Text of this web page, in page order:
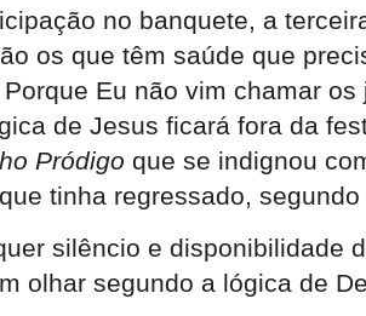
no banquete, a
os que têm saúde que
Porque Eu não vim chamar
de Jesus ficará fora da
Pródigo que se indignou
tinha regressado,
silêncio e disponibilidade
olhar segundo a lógica de